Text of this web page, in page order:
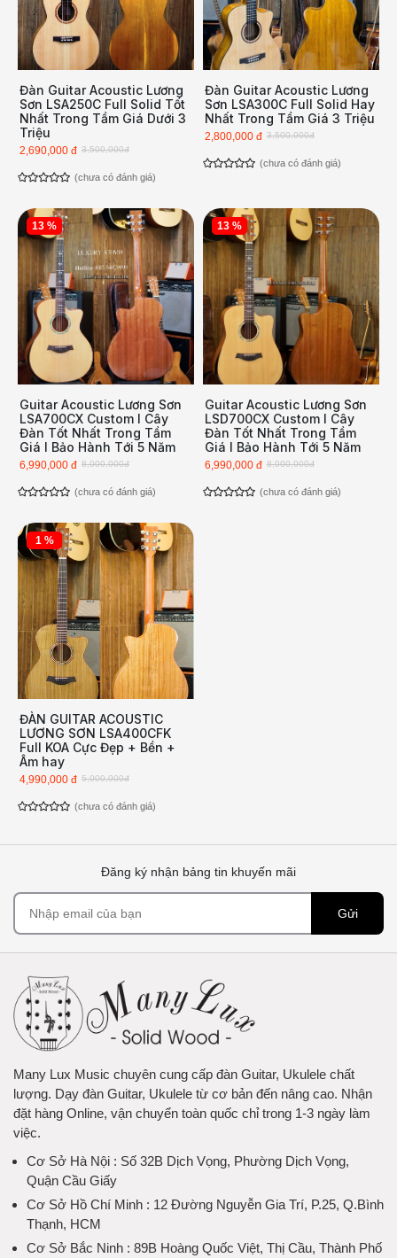
Đàn Guitar Acoustic Lương
Sơn LSA250C Full Solid Tốt
Nhất Trong Tầm Giá Dưới 3
Triệu
3,500,000đ
2,690,000 đ
(chưa có đánh giá)
Đàn Guitar Acoustic Lương
Sơn LSA300C Full Solid Hay
Nhất Trong Tầm Giá 3 Triệu
3,500,000đ
2,800,000 đ
(chưa có đánh giá)
13 %
Guitar Acoustic Lương Sơn
LSA700CX Custom l Cây
Đàn Tốt Nhất Trong Tầm
Giá l Bảo Hành Tới 5 Năm
8,000,000đ
6,990,000 đ
(chưa có đánh giá)
13 %
Guitar Acoustic Lương Sơn
LSD700CX Custom l Cây
Đàn Tốt Nhất Trong Tầm
Giá l Bảo Hành Tới 5 Năm
8,000,000đ
6,990,000 đ
(chưa có đánh giá)
1 %
ĐÀN GUITAR ACOUSTIC
LƯƠNG SƠN LSA400CFK
Full KOA Cực Đẹp + Bền +
Âm hay
5,000,000đ
4,990,000 đ
(chưa có đánh giá)
Đăng ký nhận bảng tin khuyến mãi
Gửi
Many Lux Music chuyên cung cấp đàn Guitar, Ukulele chất
lượng. Dạy đàn Guitar, Ukulele từ cơ bản đến nâng cao. Nhận
đặt hàng Online, vận chuyển toàn quốc chỉ trong 1-3 ngày làm
việc.
Cơ Sở Hà Nội : Số 32B Dịch Vọng, Phường Dịch Vọng,
Quận Cầu Giấy
Cơ Sở Hồ Chí Minh : 12 Đường Nguyễn Gia Trí, P.25, Q.Bình
Thạnh, HCM
Cơ Sở Bắc Ninh : 89B Hoàng Quốc Việt, Thị Cầu, Thành Phố